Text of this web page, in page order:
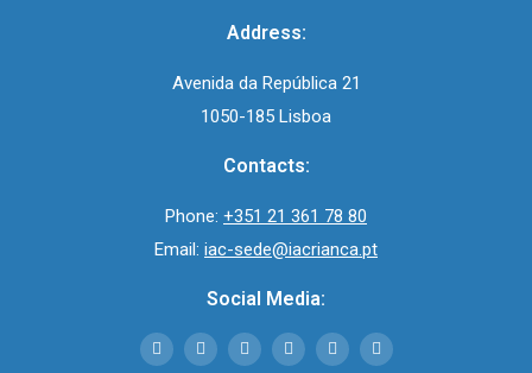
Address:
Avenida da República 21
1050-185 Lisboa
Contacts:
Phone: +351 21 361 78 80
Email: iac-sede@iacrianca.pt
Social Media: